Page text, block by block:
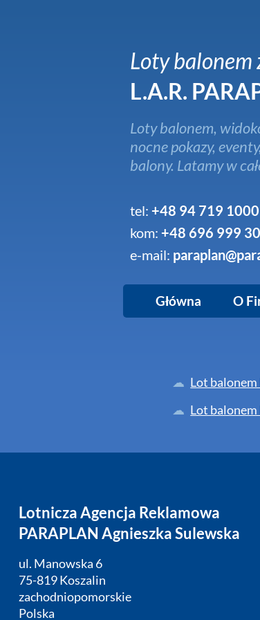
Loty balonem
L.A.R.
Loty balonem,
nocne pokazy,
balony. Latamy w
tel: +48 94 719 1000
kom: +48 696 999
e-mail:
Główna O
Lot
Lot
Lotnicza Agencja Reklamowa
PARAPLAN Agnieszka Sulewska
ul. Manowska 6
75-819 Koszalin
zachodniopomorskie
Polska